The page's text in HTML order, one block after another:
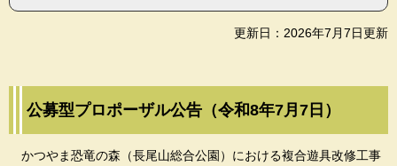
更新日：2026年7月7日更新
公募型プロポーザル公告（令和8年7月7日）
かつやま恐竜の森（長尾山総合公園）における複合遊具改修工事